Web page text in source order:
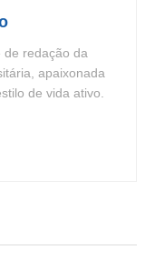
de redação da
apaixonada
de vida ativo.